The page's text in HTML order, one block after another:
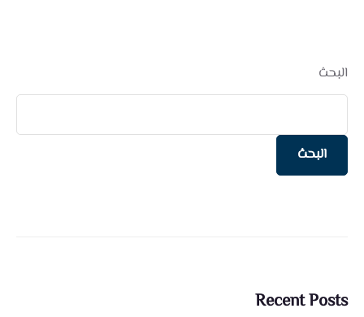
البحث
البحث
Recent Posts